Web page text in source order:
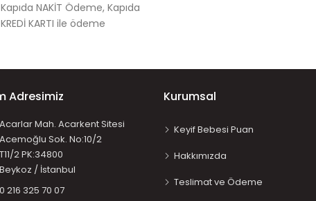
Kapıda NAKİT Ödeme, Kapıda
KREDİ KARTI ile ödeme
Adresimiz
Mah. Acarkent Sitesi
Sok. No:10/2
2 PK:34800
/ İstanbul
216 325 70 07
Kurumsal
Keyif Bebesi Puan
Hakkımızda
Teslimat ve Ödeme